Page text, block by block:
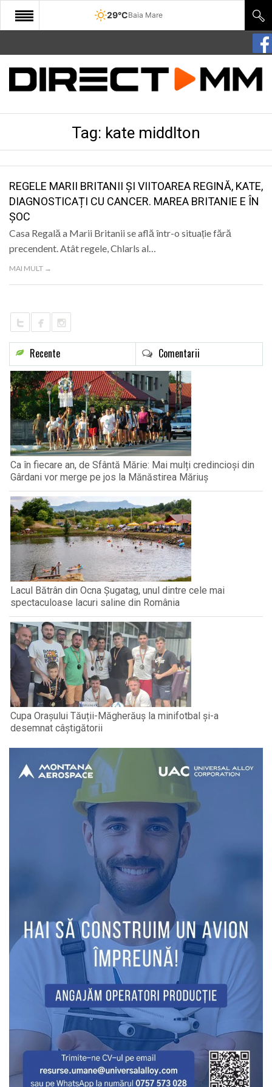
29°CBaia Mare
START
COMUNITATE
SANATATE
SPORT
SPECIAL
Tag: kate middlton
REGELE MARII BRITANII ȘI VIITOAREA REGINĂ, KATE,
DIAGNOSTICAȚI CU CANCER. MAREA BRITANIE E ÎN
ȘOC
Casa Regală a Marii Britanii se află într-o situație fără
precendent. Atât regele, Chlarls al…
MAI MULT →
Recente Comentarii
Ca în fiecare an, de Sfântă Mărie: Mai mulți credincioși din
Gârdani vor merge pe jos la Mănăstirea Măriuș
Lacul Bătrân din Ocna Șugatag, unul dintre cele mai
spectaculoase lacuri saline din România
Cupa Orașului Tăuții-Măgherăuș la minifotbal și-a
desemnat câștigătorii